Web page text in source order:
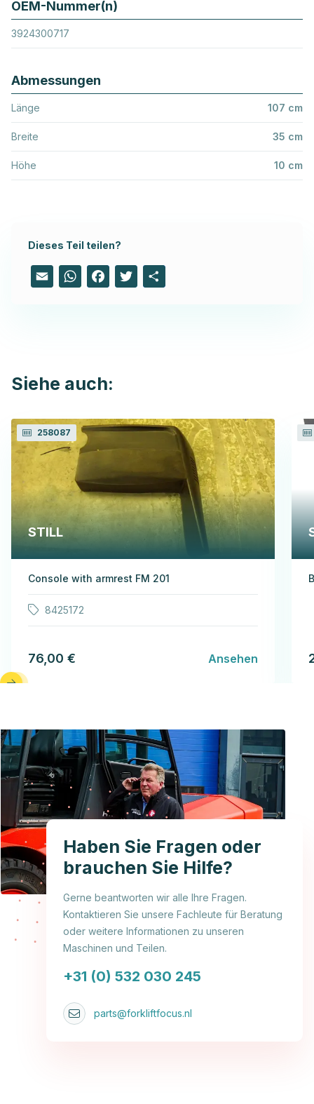
OEM-Nummer(n)
3924300717
Abmessungen
Länge 107 cm
Breite 35 cm
Höhe 10 cm
Dieses Teil teilen?
Email WhatsAppFacebook
Twitter
Siehe auch:
258087
STILL
Console with armrest FM 201
8425172
76,00 € Ansehen
Haben Sie Fragen oder
brauchen Sie Hilfe?
Gerne beantworten wir alle Ihre Fragen.
Kontaktieren Sie unsere Fachleute für Beratung
oder weitere Informationen zu unseren
Maschinen und Teilen.
+31 (0) 532 030 245
parts@forkliftfocus.nl